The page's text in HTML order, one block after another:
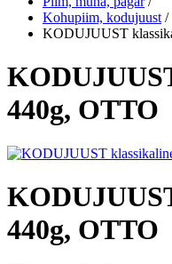
Kohupiim, kodujuust /
KODUJUUST
440g, OTTO
440g, OTTO